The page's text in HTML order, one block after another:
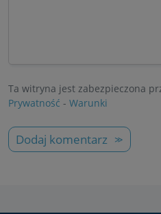
Ta witryna jest zabezpieczona
Prywatność - Warunki
Dodaj komentarz